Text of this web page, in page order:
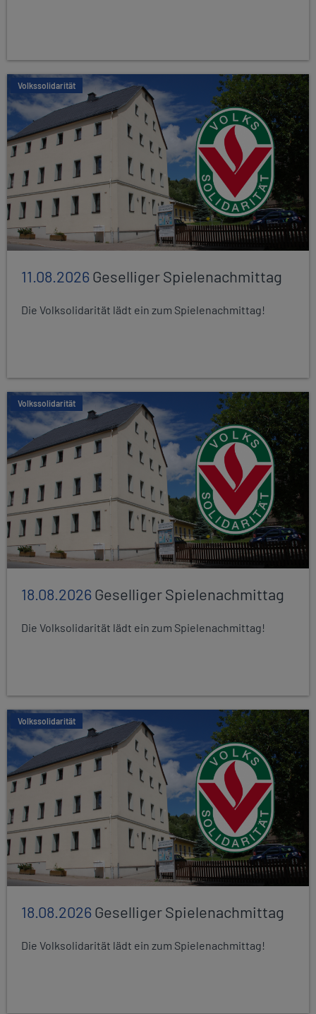
Volkssolidarität
11.08.2026Geselliger Spielenachmittag
Die Volksolidarität lädt ein zum Spielenachmittag!
Volkssolidarität
18.08.2026Geselliger Spielenachmittag
Die Volksolidarität lädt ein zum Spielenachmittag!
Volkssolidarität
18.08.2026Geselliger Spielenachmittag
Die Volksolidarität lädt ein zum Spielenachmittag!